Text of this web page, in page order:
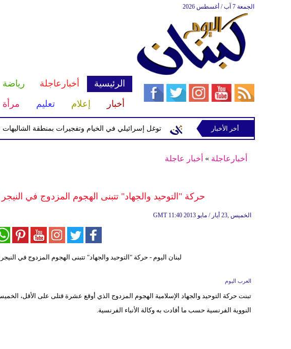
الجمعة 7 آب / أغسطس 2026
الرئيسية أخبارعاجلة رياضة
أخبار
إعلام تعليم مرأة
توغل إسرائيلي في الخيام وتفجيرات بمنطقة الشاليهات جنوب في رب ثلاثين
أخر الأخبار
أخبارعاجلة » أخبار عاجلة
حركة "التوحيد والجهاد" تتبنى الهجوم المزدوج في النيجر الذي أوقع 10
GMT 11:40 2013 الخميس ,23 أيار / مايو
العرب اليوم
تبنت حركة التوحيد والجهاد الإسلامية الهجوم المزدوج الذي أوقع عشرة قتلى على الأقل،
النووية الفرنسية حسب ما أفادت به وكالة الأنباء الفرنسية.